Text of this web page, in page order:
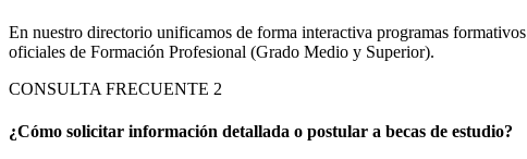
En nuestro directorio unificamos de forma interactiva programas
oficiales de Formación Profesional (Grado Medio y Superior).
CONSULTA FRECUENTE 2
¿Cómo solicitar información detallada o postular a becas de estudio?